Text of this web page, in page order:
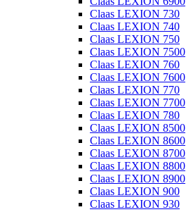
Claas LEXION 730
Claas LEXION 740
Claas LEXION 750
Claas LEXION 7500
Claas LEXION 760
Claas LEXION 7600
Claas LEXION 770
Claas LEXION 7700
Claas LEXION 780
Claas LEXION 8500
Claas LEXION 8600
Claas LEXION 8700
Claas LEXION 8800
Claas LEXION 8900
Claas LEXION 900
Claas LEXION 930